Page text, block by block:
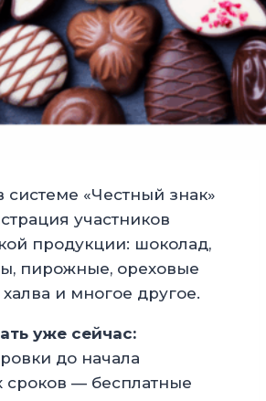
системе «Честный знак»
участников
продукции: шоколад,
пирожные, ореховые
и многое другое.
уже сейчас:
до начала
сроков — бесплатные